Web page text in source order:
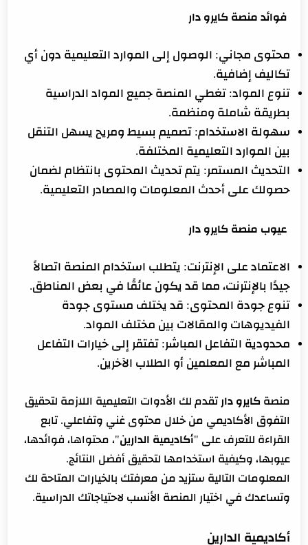
فوائد منصة كايرو دار
محتوى مجاني: الوصول إلى الموارد التعليمية دون أي
تكاليف إضافية.
تنوع المواد: تغطي المنصة جميع المواد الدراسية
بطريقة شاملة ومنظمة.
سهولة الاستخدام: تصميم بسيط ومريح يسهل التنقل
بين الموارد التعليمية المختلفة.
التحديث المستمر: يتم تحديث المحتوى بانتظام لضمان
حصولك على أحدث المعلومات والمصادر التعليمية.
عيوب منصة كايرو دار
الاعتماد على الإنترنت: يتطلب استخدام المنصة اتصالاً
جيدًا بالإنترنت، مما قد يكون عائقًا في بعض المناطق.
تنوع جودة المحتوى: قد يختلف مستوى جودة
الفيديوهات والمقالات بين مختلف المواد.
محدودية التفاعل المباشر: تفتقر إلى خيارات التفاعل
المباشر مع المعلمين أو الطلاب الآخرين.
منصة كايرو دار تقدم لك الأدوات التعليمية اللازمة لتحقيق
التفوق الأكاديمي من خلال محتوى غني وتفاعلي. تابع
القراءة للتعرف على "أكاديمية الدارين"، محتواها، فوائدها،
عيوبها، وكيفية استخدامها لتحقيق أفضل النتائج.
المعلومات التالية ستزيد من معرفتك بالخيارات المتاحة لك
وتساعدك في اختيار المنصة الأنسب لاحتياجاتك الدراسية.
أكاديمية الدارين